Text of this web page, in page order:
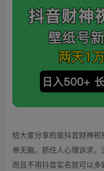
给大家分享的是抖音财神
单无脑，抓住人心理诉求，
而且不用抖音实名就可以多